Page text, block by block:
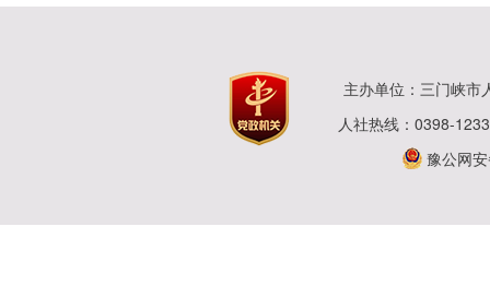
主办单位：三门峡
人社热线：0398-
豫公网